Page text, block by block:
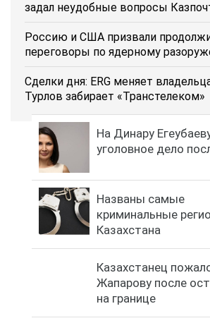
задал неудобные вопросы
Россию и США призвали
переговоры по ядерному
Сделки дня: ERG меняет
Турлов забирает «Транстелеком»
На Динару
уголовное дело
Названы самые
криминальные
Казахстана
Казахстанец
Жапарову после
на границе